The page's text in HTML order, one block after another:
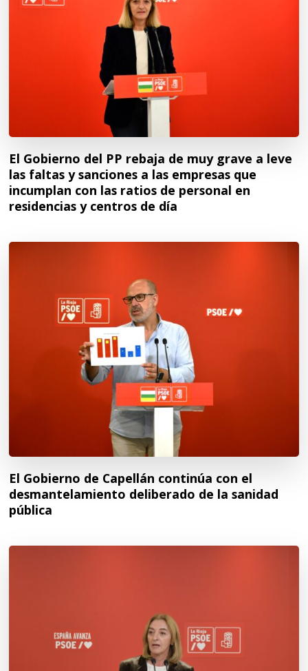
El Gobierno del PP rebaja de muy grave a leve
las faltas y sanciones a las empresas que
incumplan con las ratios de personal en
residencias y centros de día
El Gobierno de Capellán continúa con el
desmantelamiento deliberado de la sanidad
pública